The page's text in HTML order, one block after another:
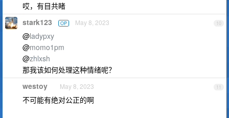
哎，有目共睹
10
stark123 OP May 8, 2023
@ladypxy
@momo1pm
@zhlxsh
那我该如何处理这种情绪呢？
11
westoy May 8, 2023
不可能有绝对公正的啊